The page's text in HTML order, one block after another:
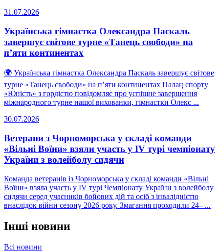
31.07.2026
Українська гімнастка Олександра Паскаль
завершує світове турне «Танець свободи» на
п’яти континентах
🌍 Українська гімнастка Олександра Паскаль завершує світове
турне «Танець свободи» на п’яти континентах Палац спорту
«Юність» з гордістю повідомляє про успішне завершення
міжнародного турне нашої вихованки, гімнастки Олекс ...
30.07.2026
Ветерани з Чорноморська у складі команди
«Вільні Воїни» взяли участь у IV турі чемпіонату
України з волейболу сидячи
Команда ветеранів із Чорноморська у складі команди «Вільні
Воїни» взяла участь у IV турі Чемпіонату України з волейболу
сидячи серед учасників бойових дій та осіб з інвалідністю
внаслідок війни сезону 2026 року. Змагання проходили 24– ...
Інші новини
Всі новини